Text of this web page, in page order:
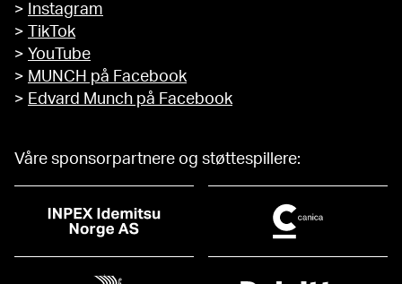
>
Instagram
>
TikTok
> YouTube
> MUNCH på Facebook
> Edvard Munch på Facebook
Våre sponsorpartnere og støttespillere: